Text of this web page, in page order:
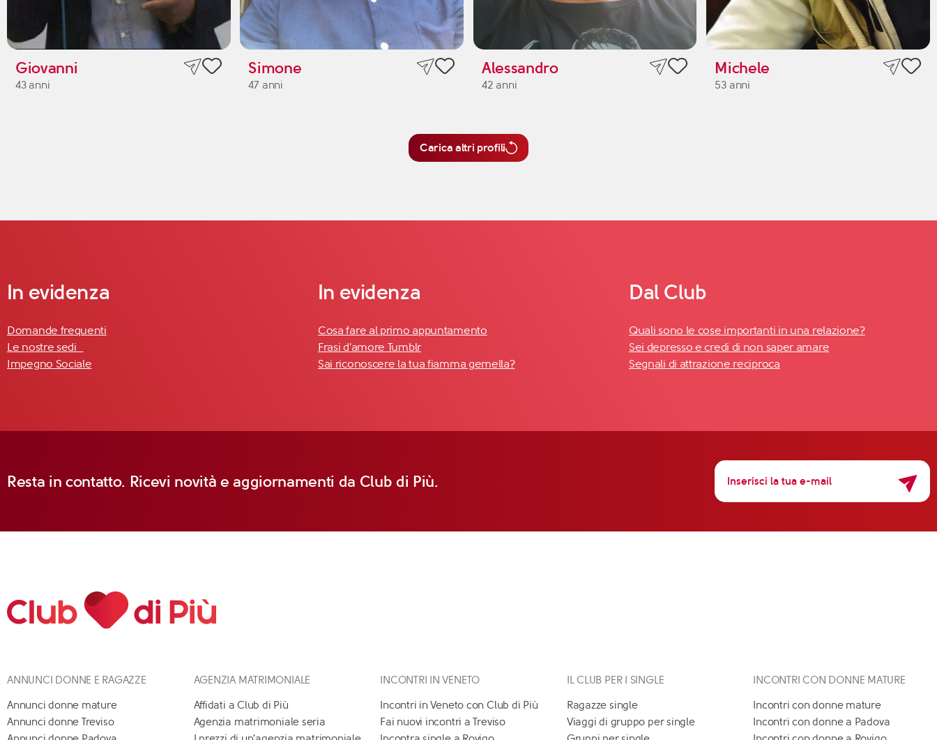
Giovanni
43 anni
Simone
47 anni
Alessandro
42 anni
Michele
53 anni
Carica altri profili
In evidenza
Domande frequenti
Le nostre sedi
Impegno Sociale
In evidenza
Cosa fare al primo appuntamento
Frasi d'amore Tumblr
Sai riconoscere la tua fiamma gemella?
Dal Club
Quali sono le cose importanti in una relazione?
Sei depresso e credi di non saper amare
Segnali di attrazione reciproca
Resta in contatto. Ricevi novità e aggiornamenti da Club di Più.
ANNUNCI DONNE E RAGAZZE
Annunci donne mature
Annunci donne Treviso
AGENZIA MATRIMONIALE
Affidati a Club di Più
Agenzia matrimoniale seria
INCONTRI IN VENETO
Incontri in Veneto con Club di Più
Fai nuovi incontri a Treviso
IL CLUB PER I SINGLE
Ragazze single
Viaggi di gruppo per single
INCONTRI CON DONNE MATURE
Incontri con donne mature
Incontri con donne a Padova